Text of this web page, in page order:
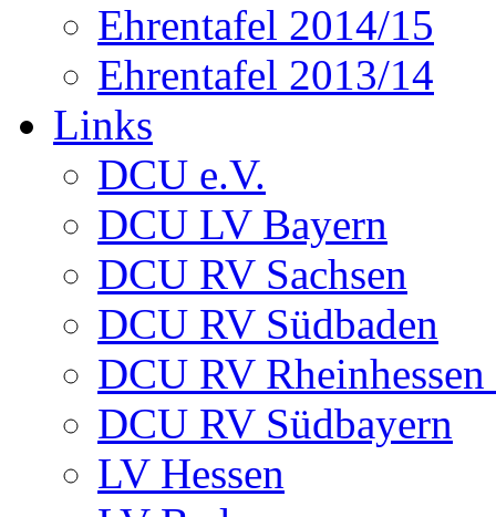
Ehrentafel 2014/15
Ehrentafel 2013/14
Links
DCU e.V.
DCU LV Bayern
DCU RV Sachsen
DCU RV Südbaden
DCU RV
DCU RV Südbayern
LV Hessen